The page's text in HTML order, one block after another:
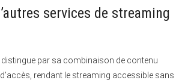
services de streaming
distingue par sa combinaison de contenu
rendant le streaming accessible sans